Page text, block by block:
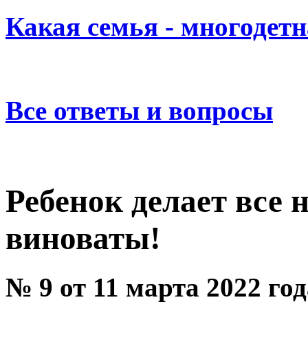
Какая семья -
Все ответы и вопросы
Ребенок делает все
виноваты!
№ 9 от 11 марта 2022